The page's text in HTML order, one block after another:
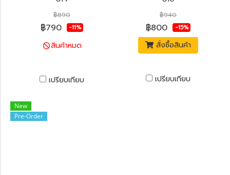
฿890
฿790 -11%
สินค้าหมด
เปรียบเทียบ
฿940
฿800 -15%
สั่งซื้อสินค้า
เปรียบเทียบ
New
Pre-Order